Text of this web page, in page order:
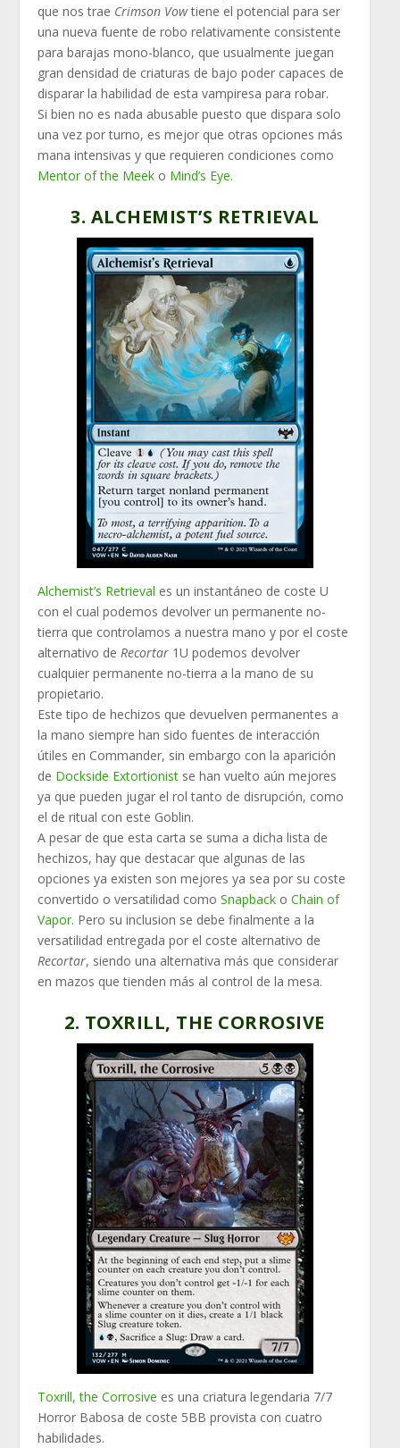
que nos trae Crimson Vowtiene el potencial para ser
una nueva fuente de robo relativamente consistente
para barajas mono-blanco, que usualmente juegan
gran densidad de criaturas de bajo poder capaces de
disparar la habilidad de esta vampiresa para robar.
Si bien no es nada abusable puesto que dispara solo
una vez por turno, es mejor que otras opciones más
mana intensivas y que requieren condiciones como
Mentor of the Meek o Mind’s Eye.
3. ALCHEMIST’S RETRIEVAL
Alchemist’s Retrieval es un instantáneo de coste U
con el cual podemos devolver un permanente no-
tierra que controlamos a nuestra mano y por el coste
alternativo deRecortar 1U podemos devolver
cualquier permanente no-tierra a la mano de su
propietario.
Este tipo de hechizos que devuelven permanentes a
la mano siempre han sido fuentes de interacción
útiles en Commander, sin embargo con la aparición
de Dockside Extortionist se han vuelto aún mejores
ya que pueden jugar el rol tanto de disrupción, como
el de ritual con este Goblin.
A pesar de que esta carta se suma a dicha lista de
hechizos, hay que destacar que algunas de las
opciones ya existen son mejores ya sea por su coste
convertido o versatilidad comoSnapback oChain of
Vapor. Pero su inclusion se debe finalmente a la
versatilidad entregada por el coste alternativo de
Recortar, siendo una alternativa más que considerar
en mazos que tienden más al control de la mesa.
2. TOXRILL, THE CORROSIVE
Toxrill, the Corrosive es una criatura legendaria 7/7
Horror Babosa de coste 5BB provista con cuatro
habilidades.